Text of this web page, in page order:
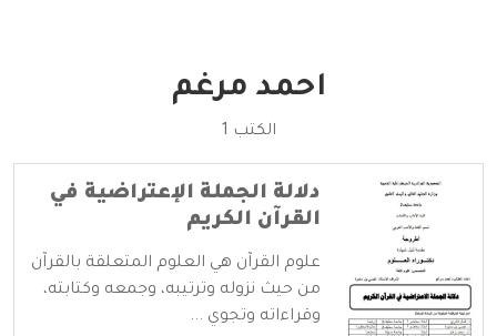
احمد مرغم
الكتب 1
دلالة الجملة الإعتراضية في
القرآن الكريم
علوم القرآن هي العلوم المتعلقة بالقرآن
من حيث نزوله وترتيبه، وجمعه وكتابته،
وقراءاته وتجوي ...